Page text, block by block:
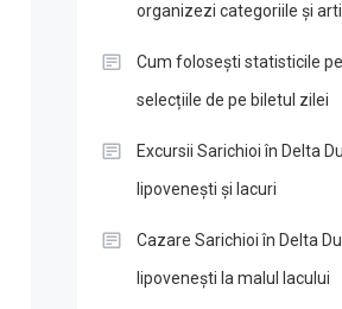
organizezi categoriile și
Cum folosești statisticile
selecțiile de pe biletul zilei
Excursii Sarichioi în Delta
lipovenești și lacuri
Cazare Sarichioi în Delta
lipovenești la malul lacului